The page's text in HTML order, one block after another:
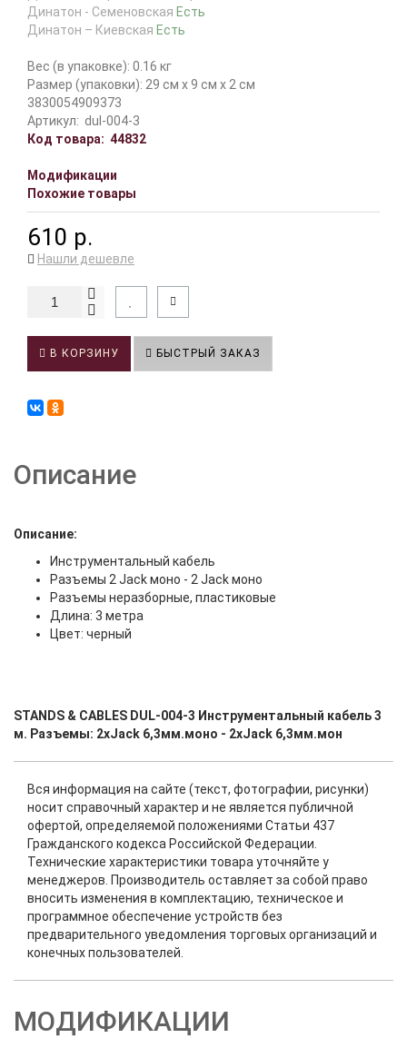
Динатон - Семеновская Есть
Динатон – Киевская Есть
Вес (в упаковке): 0.16 кг
Размер (упаковки): 29 см x 9 см x 2 см
3830054909373
Артикул: dul-004-3
Код товара: 44832
Модификации
Похожие товары
610 р.
Нашли дешевле
В КОРЗИНУ БЫСТРЫЙ ЗАКАЗ
Описание
Описание:
Инструментальный кабель
Разъемы 2 Jack моно - 2 Jack моно
Разъемы неразборные, пластиковые
Длина: 3 метра
Цвет: черный
STANDS & CABLES DUL-004-3 Инструментальный кабель 3
м. Разъемы: 2хJack 6,3мм.моно - 2xJack 6,3мм.мон
Вся информация на сайте (текст, фотографии, рисунки)
носит справочный характер и не является публичной
офертой, определяемой положениями Статьи 437
Гражданского кодекса Российской Федерации.
Технические характеристики товара уточняйте у
менеджеров. Производитель оставляет за собой право
вносить изменения в комплектацию, техническое и
программное обеспечение устройств без
предварительного уведомления торговых организаций и
конечных пользователей.
МОДИФИКАЦИИ